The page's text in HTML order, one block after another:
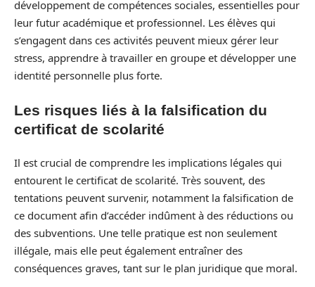
développement de compétences sociales, essentielles pour
leur futur académique et professionnel. Les élèves qui
s’engagent dans ces activités peuvent mieux gérer leur
stress, apprendre à travailler en groupe et développer une
identité personnelle plus forte.
Les risques liés à la falsification du
certificat de scolarité
Il est crucial de comprendre les implications légales qui
entourent le certificat de scolarité. Très souvent, des
tentations peuvent survenir, notamment la falsification de
ce document afin d’accéder indûment à des réductions ou
des subventions. Une telle pratique est non seulement
illégale, mais elle peut également entraîner des
conséquences graves, tant sur le plan juridique que moral.